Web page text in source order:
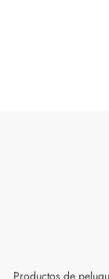
Productos de